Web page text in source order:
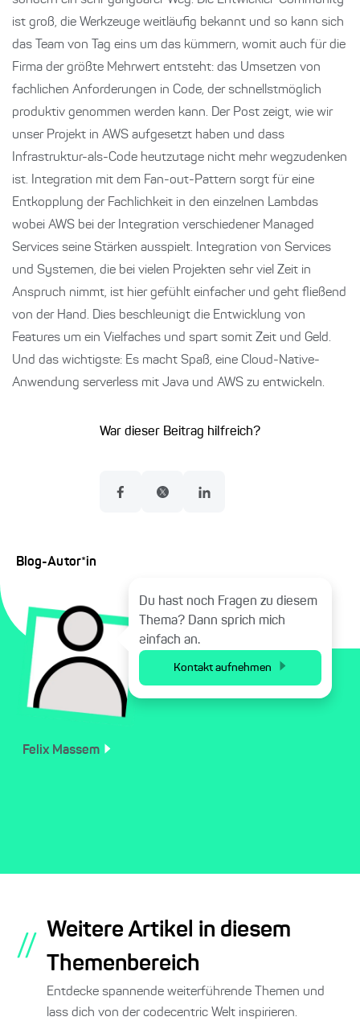
ist groß, die Werkzeuge weitläufig bekannt und so kann sich
das Team von Tag eins um das kümmern, womit auch für die
Firma der größte Mehrwert entsteht: das Umsetzen von
fachlichen Anforderungen in Code, der schnellstmöglich
produktiv genommen werden kann. Der Post zeigt, wie wir
unser Projekt in AWS aufgesetzt haben und dass
Infrastruktur-als-Code heutzutage nicht mehr wegzudenken
ist. Integration mit dem Fan-out-Pattern sorgt für eine
Entkopplung der Fachlichkeit in den einzelnen Lambdas
wobei AWS bei der Integration verschiedener Managed
Services seine Stärken ausspielt. Integration von Services
und Systemen, die bei vielen Projekten sehr viel Zeit in
Anspruch nimmt, ist hier gefühlt einfacher und geht fließend
von der Hand. Dies beschleunigt die Entwicklung von
Features um ein Vielfaches und spart somit Zeit und Geld.
Und das wichtigste: Es macht Spaß, eine Cloud-Native-
Anwendung serverless mit Java und AWS zu entwickeln.
War dieser Beitrag hilfreich?
Blog-Autor*in
Felix Massem
Du hast noch Fragen zu diesem
Thema? Dann sprich mich
einfach an.
Kontakt aufnehmen
//
Weitere Artikel in diesem
Themenbereich
Entdecke spannende weiterführende Themen und
lass dich von der codecentric Welt inspirieren.